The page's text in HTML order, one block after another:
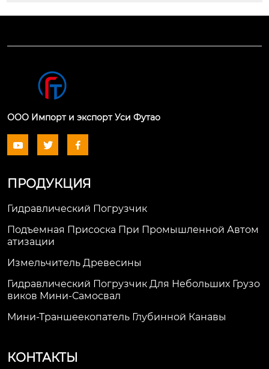
ООО Импорт и экспорт Уси Футао
  
ПРОДУКЦИЯ
Гидравлический Погрузчик
Подъемная Присоска При Промышленной Автом
Атизации
Измельчитель Древесины
Гидравлический Погрузчик Для Небольших Грузо
Виков Мини-Самосвал
Мини-Траншеекопатель Глубинной Канавы
КОНТАКТЫ